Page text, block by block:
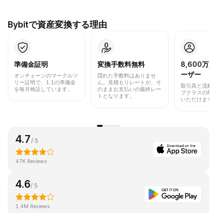
Bybitで資産変換する理由
準備金証明
オンチェーンのマークルツ
リー証明で、1:1の準備金
を毎月検証しています。
変換手数料無料
隠れた手数料はありませ
ん。見積もりレートが、そ
のままお支払いの最終レー
トとなります。
8,600万人
ーザー
取引高と流動
プクラスの取
いただけます
4.7/ 5
47K Reviews
4.6/ 5
1.4M Reviews